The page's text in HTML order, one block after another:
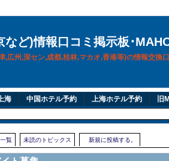
など)情報口コミ掲示板･
,広州,深セン,成都,桂林,マカオ,香港等)の情報交換
海 中国ホテル予約 上海ホテル予約 旧
覧 未読のトピックス 新規に投稿する。